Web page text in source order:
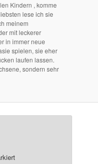
Kindern , komme
lese ich sie
meinem
mit leckerer
in immer neue
spielen, sie eher
laufen lassen.
sondern sehr